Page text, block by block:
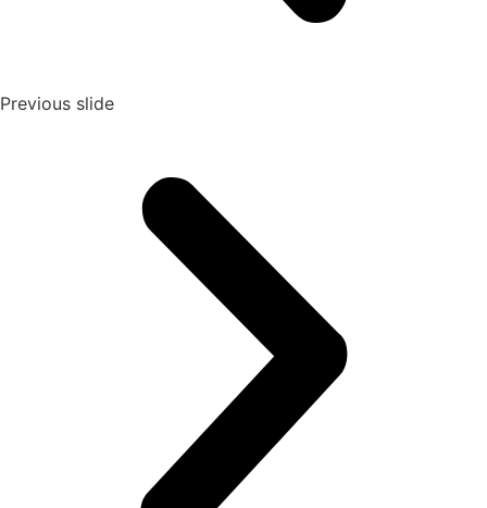
Previous slide